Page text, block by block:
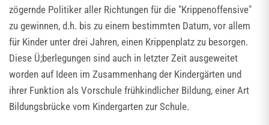
zögernde Politiker aller Richtungen für die "Krippenoffensive"
zu gewinnen, d.h. bis zu einem bestimmten Datum, vor allem
für Kinder unter drei Jahren, einen Krippenplatz zu besorgen.
Diese Ü;berlegungen sind auch in letzter Zeit ausgeweitet
worden auf Ideen im Zusammenhang der Kindergärten und
ihrer Funktion als Vorschule frühkindlicher Bildung, einer Art
Bildungsbrücke vom Kindergarten zur Schule.